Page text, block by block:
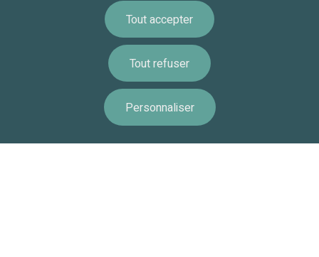
Information Calendrier
Équipe - Recrutement
Paramétrer les cookies
Politique de gestion des cookies
Accessibilité : non conforme
Tout accepter
Tout refuser
Personnaliser